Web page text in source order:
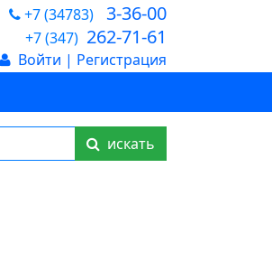
+7 (34783) 3-36-00
+7 (347) 262-71-61
Войти | Регистрация
искать